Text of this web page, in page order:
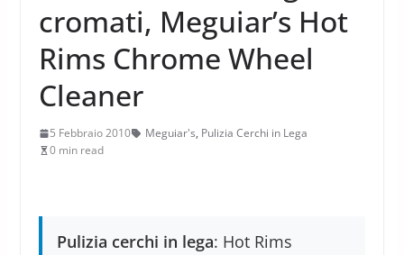
cromati, Meguiar’s Hot
Rims Chrome Wheel
Cleaner
5 Febbraio 2010 Meguiar's, Pulizia Cerchi in Lega
0 min read
Pulizia cerchi in lega: Hot Rims